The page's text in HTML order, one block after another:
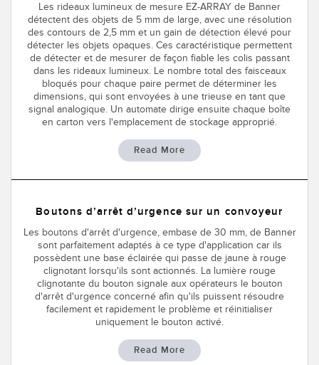
Capteurs de surveillance des conditions
Capteurs de surveillance des conditions sans fil
Capteurs de vibrations
LOGICIELS
Banner Measurement Sensor Software
Logiciels avec interface utilisateur graphique pour capteurs
TECHNOLOGY
LIENS CONNEXES
Washdown
IO-Link
Les rideaux lumineux de mesure EZ-ARRAY de Banner
détectent des objets de 5 mm de large, avec une résolution
des contours de 2,5 mm et un gain de détection élevé pour
détecter les objets opaques. Ces caractéristique permettent
de détecter et de mesurer de façon fiable les colis passant
dans les rideaux lumineux. Le nombre total des faisceaux
bloqués pour chaque paire permet de déterminer les
dimensions, qui sont envoyées à une trieuse en tant que
signal analogique. Un automate dirige ensuite chaque boîte
en carton vers l'emplacement de stockage approprié.
Read More
Boutons d’arrêt d’urgence sur un convoyeur
Les boutons d'arrêt d'urgence, embase de 30 mm, de Banner
sont parfaitement adaptés à ce type d'application car ils
possèdent une base éclairée qui passe de jaune à rouge
clignotant lorsqu'ils sont actionnés. La lumière rouge
clignotante du bouton signale aux opérateurs le bouton
d'arrêt d'urgence concerné afin qu'ils puissent résoudre
facilement et rapidement le problème et réinitialiser
uniquement le bouton activé.
Read More